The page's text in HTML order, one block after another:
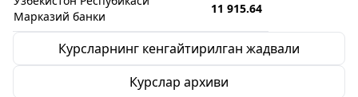
Марказий банки
11 915.64
Курсларнинг кенгайтирилган жадвали
Курслар архиви